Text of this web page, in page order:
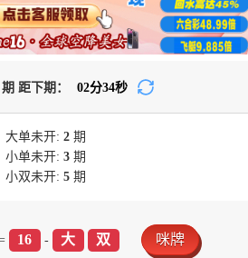
距下期： 02分34秒
大单未开: 2期
小单未开: 3期
小双未开: 5期
16 - 大 双 咪牌